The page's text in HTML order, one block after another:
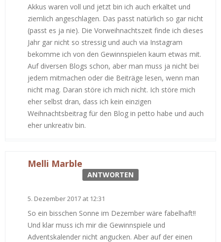
Akkus waren voll und jetzt bin ich auch erkältet und
ziemlich angeschlagen. Das passt natürlich so gar nicht
(passt es ja nie). Die Vorweihnachtszeit finde ich dieses
Jahr gar nicht so stressig und auch via Instagram
bekomme ich von den Gewinnspielen kaum etwas mit.
Auf diversen Blogs schon, aber man muss ja nicht bei
jedem mitmachen oder die Beiträge lesen, wenn man
nicht mag. Daran störe ich mich nicht. Ich störe mich
eher selbst dran, dass ich kein einzigen
Weihnachtsbeitrag für den Blog in petto habe und auch
eher unkreativ bin.
Melli Marble
ANTWORTEN
5. Dezember 2017 at 12:31
So ein bisschen Sonne im Dezember wäre fabelhaft!!
Und klar muss ich mir die Gewinnspiele und
Adventskalender nicht angucken. Aber auf der einen